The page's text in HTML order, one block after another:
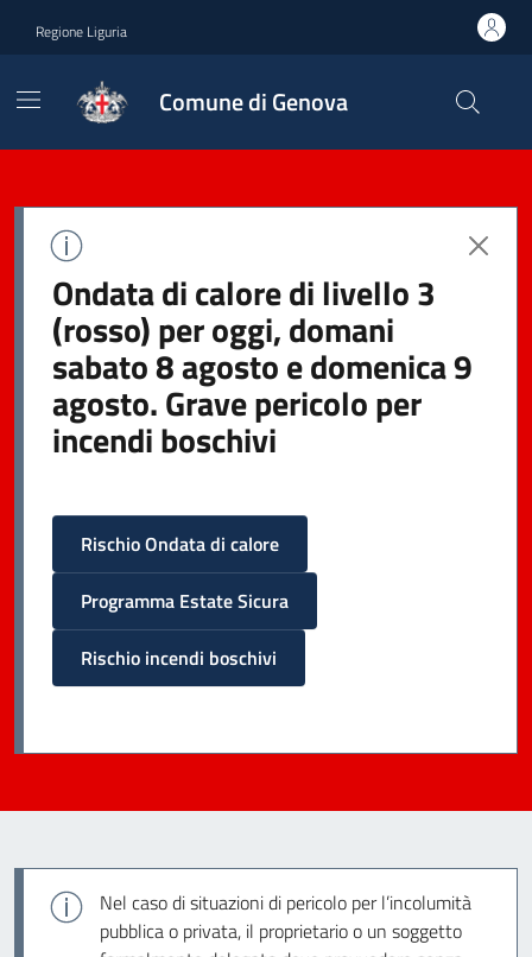
Regione Liguria
Comune di Genova
Ondata di calore di livello 3
(rosso) per oggi, domani
sabato 8 agosto e domenica 9
agosto. Grave pericolo per
incendi boschivi
Rischio Ondata di calore
Programma Estate Sicura
Rischio incendi boschivi
Nel caso di situazioni di pericolo per l’incolumità
pubblica o privata, il proprietario o un soggetto